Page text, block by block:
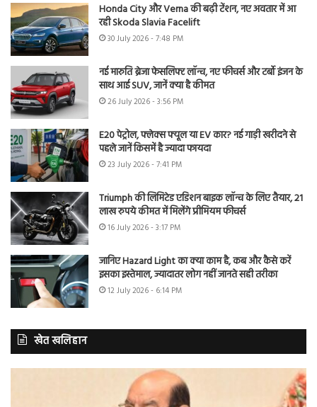
Honda City और Verna की बढ़ी टेंशन, नए अवतार में आ
रही Skoda Slavia Facelift
30 July 2026 - 7:48 PM
नई मारुति ब्रेजा फेसलिफ्ट लॉन्च, नए फीचर्स और टर्बो इंजन के
साथ आई SUV, जानें क्या है कीमत
26 July 2026 - 3:56 PM
E20 पेट्रोल, फ्लेक्स फ्यूल या EV कार? नई गाड़ी खरीदने से
पहले जानें किसमें है ज्यादा फायदा
23 July 2026 - 7:41 PM
Triumph की लिमिटेड एडिशन बाइक लॉन्च के लिए तैयार, 21
लाख रुपये कीमत में मिलेंगे प्रीमियम फीचर्स
16 July 2026 - 3:17 PM
जानिए Hazard Light का क्या काम है, कब और कैसे करें
इसका इस्तेमाल, ज्यादातर लोग नहीं जानते सही तरीका
12 July 2026 - 6:14 PM
खेत खलिहान